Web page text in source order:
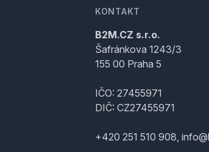
KONTAKT
B2M.CZ s.r.o.
Šafránkova 1243/3
155 00 Praha 5
IČO: 27455971
DIČ: CZ27455971
+420 251 510 908,